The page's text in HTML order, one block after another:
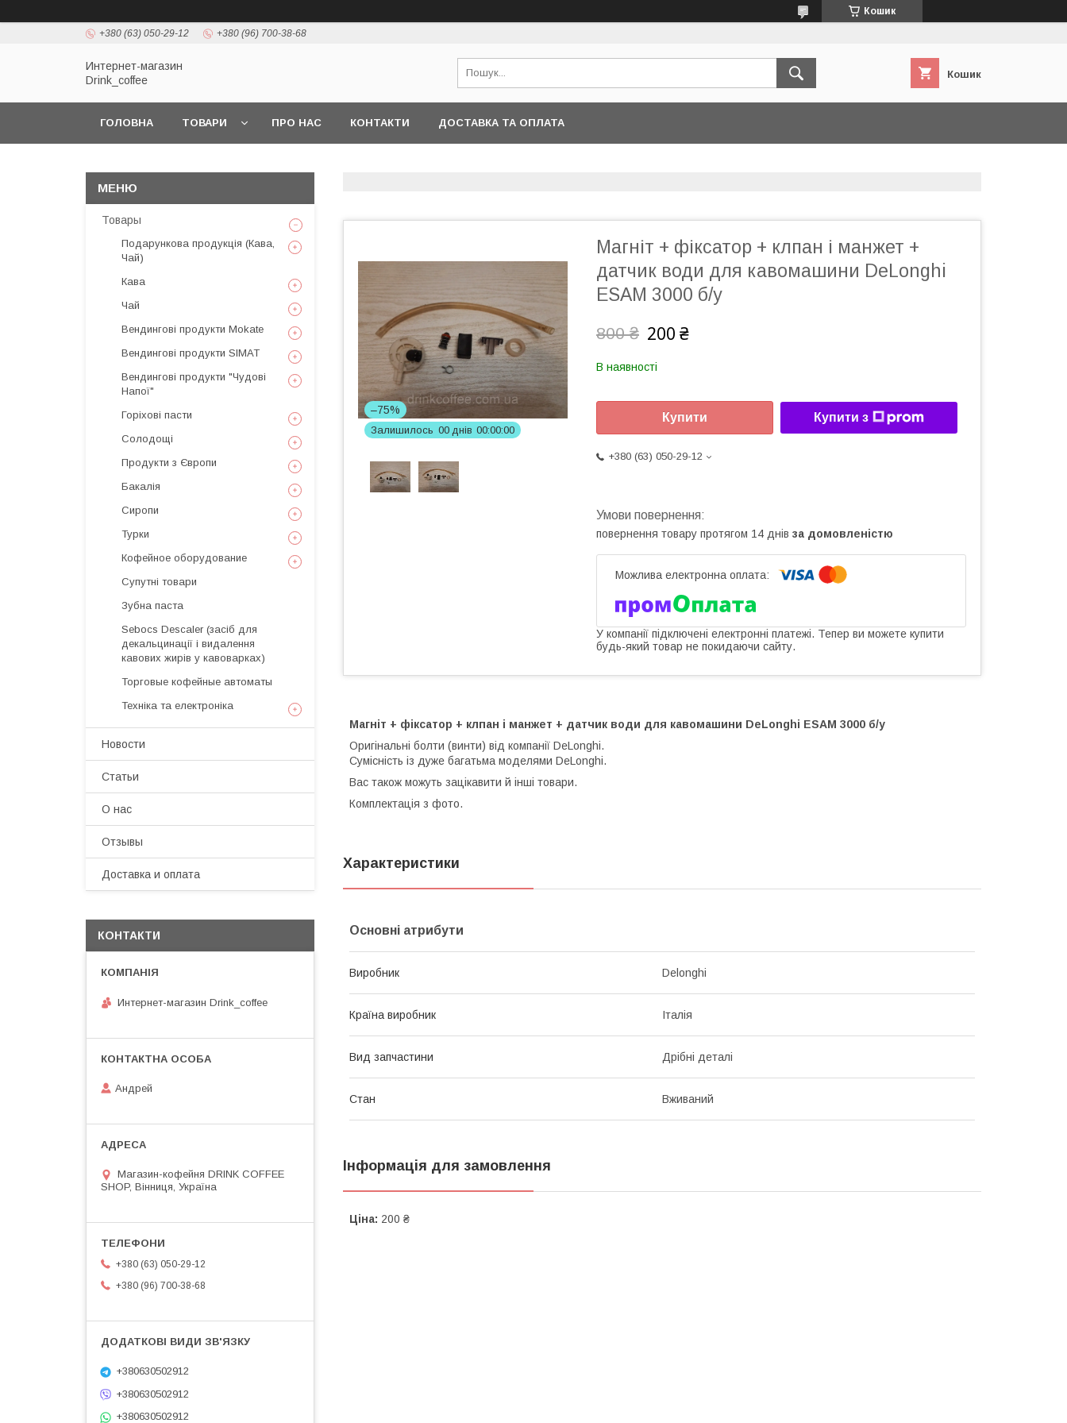
Кошик
+380 (63) 050-29-12 +380 (96) 700-38-68
Интернет-магазин
Drink_coffee
Кошик
ГОЛОВНА ТОВАРИ ПРО НАС КОНТАКТИ ДОСТАВКА ТА ОПЛАТА
–75%
Залишилось 00 днів 00 00 00
Магніт + фіксатор + клпан і манжет +
датчик води для кавомашини DeLonghi
ESAM 3000 б/у
800 ₴ 200 ₴
В наявності
Купити Купити з
+380 (63) 050-29-12
повернення товару протягом 14 днів за домовленістю
У компанії підключені електронні платежі. Тепер ви можете купити
будь-який товар не покидаючи сайту.
Магніт + фіксатор + клпан і манжет + датчик води для кавомашини DeLonghi ESAM 3000 б/у
Оригінальні болти (винти) від компанії DeLonghi.
Сумісність із дуже багатьма моделями DeLonghi.
Вас також можуть зацікавити й інші товари.
Комплектація з фото.
Характеристики
Основні атрибути
Виробник Delonghi
Країна виробник Італія
Вид запчастини Дрібні деталі
Стан Вживаний
Інформація для замовлення
Ціна: 200 ₴
Товары
Подарункова продукція (Кава,
Чай)
Кава
Чай
Вендингові продукти Mokate
Вендингові продукти SIMAT
Вендингові продукти "Чудові
Напої"
Горіхові пасти
Солодощі
Продукти з Європи
Бакалія
Сиропи
Турки
Кофейное оборудование
Супутні товари
Зубна паста
Sebocs Descaler (засіб для
декальцинації і видалення
кавових жирів у кавоварках)
Торговые кофейные автоматы
Техніка та електроніка
Новости
Статьи
О нас
Отзывы
Доставка и оплата
КОНТАКТИ
Интернет-магазин Drink_coffee
Андрей
Магазин-кофейня DRINK COFFEE
SHOP, Вінниця, Україна
+380 (63) 050-29-12
+380 (96) 700-38-68
+380630502912
+380630502912
+380630502912